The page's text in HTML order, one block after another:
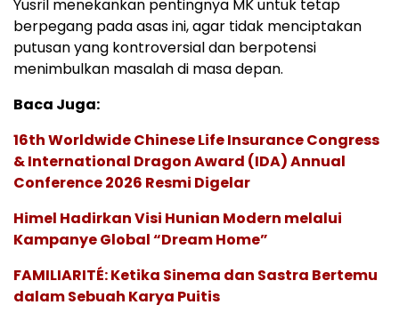
Yusril menekankan pentingnya MK untuk tetap
berpegang pada asas ini, agar tidak menciptakan
putusan yang kontroversial dan berpotensi
menimbulkan masalah di masa depan.
Baca Juga:
16th Worldwide Chinese Life Insurance Congress
& International Dragon Award (IDA) Annual
Conference 2026 Resmi Digelar
Himel Hadirkan Visi Hunian Modern melalui
Kampanye Global “Dream Home”
FAMILIARITÉ: Ketika Sinema dan Sastra Bertemu
dalam Sebuah Karya Puitis